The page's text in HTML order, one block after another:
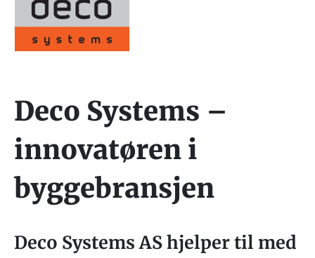
Deco Systems –
innovatøren i
byggebransjen
Deco Systems AS hjelper til med